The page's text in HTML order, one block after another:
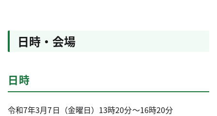
日時・会場
日時
令和7年3月7日（金曜日）13時20分～16時20分